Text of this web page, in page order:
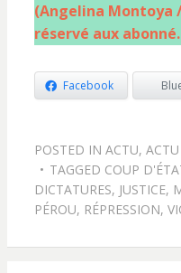
(Angelina Montoya
réservé aux
Facebook
POSTED IN ACTU,
TAGGED COUP
DICTATURES, JUSTICE,
PÉROU, RÉPRESSION,